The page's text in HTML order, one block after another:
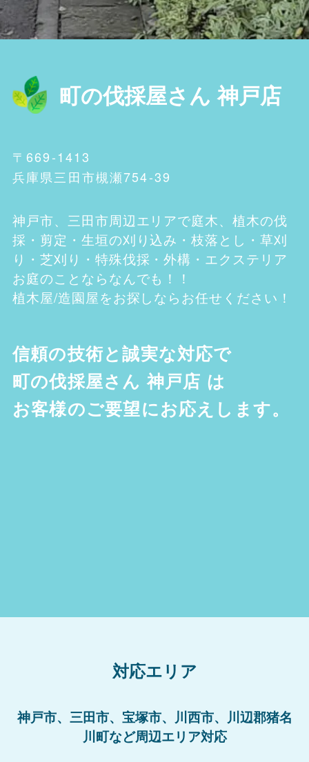
町の伐採屋さん 神戸店
〒669-1413
兵庫県三田市槻瀬754-39
神戸市、三田市周辺エリアで庭木、植木の伐
採・剪定・生垣の刈り込み・枝落とし・草刈
り・芝刈り・特殊伐採・外構・エクステリア
お庭のことならなんでも！！
植木屋/造園屋をお探しならお任せください！
信頼の技術と誠実な対応で
町の伐採屋さん 神戸店 は
お客様のご要望にお応えします。
対応エリア
神戸市、三田市、宝塚市、川西市、川辺郡猪名
川町など周辺エリア対応